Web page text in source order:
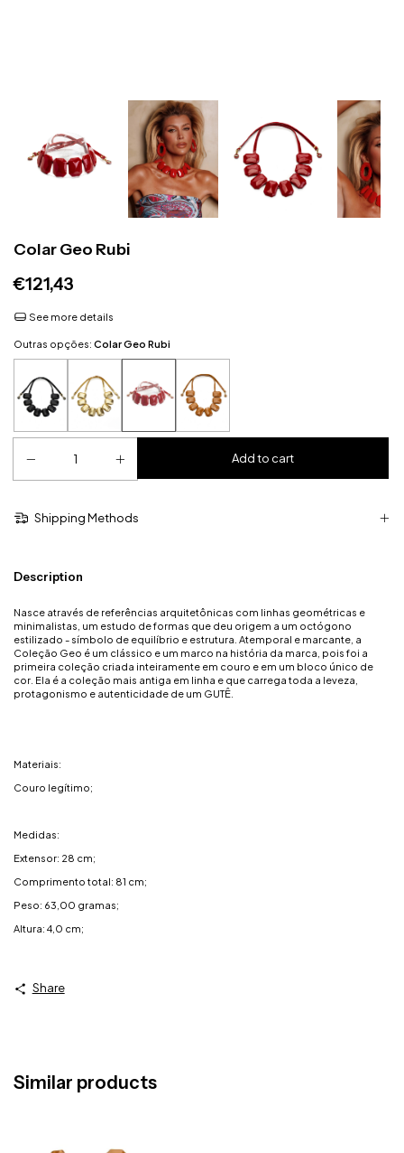
Colar Geo Rubi
€121,43
See more details
Outras opções: Colar Geo Rubi
Shipping Methods
Description
Nasce através de referências arquitetônicas com linhas geométricas e
minimalistas, um estudo de formas que deu origem a um octógono
estilizado - símbolo de equilíbrio e estrutura. Atemporal e marcante, a
Coleção Geo é um clássico e um marco na história da marca, pois foi a
primeira coleção criada inteiramente em couro e em um bloco único de
cor. Ela é a coleção mais antiga em linha e que carrega toda a leveza,
protagonismo e autenticidade de um GUTÊ.
Materiais:
Couro legítimo;
Medidas:
Extensor: 28 cm;
Comprimento total: 81 cm;
Peso: 63,00 gramas;
Altura: 4,0 cm;
Share
Similar products